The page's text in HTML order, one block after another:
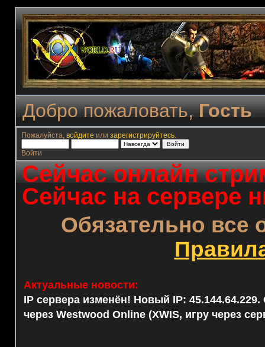
Добро пожаловать,Гость
Пожалуйста, войдите или зарегистрируйтесь.
Войти
Сейчас онлайн
Сейчас на сервере
Обязательно все
Актуальные новости:
IP сервера изменён! Новый IP: 45.144.64.229.
через Westwood Online (XWIS, игру через